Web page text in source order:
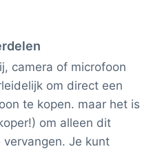
camera of microfoon
om direct een
te kopen. maar het is
om alleen dit
Je kunt